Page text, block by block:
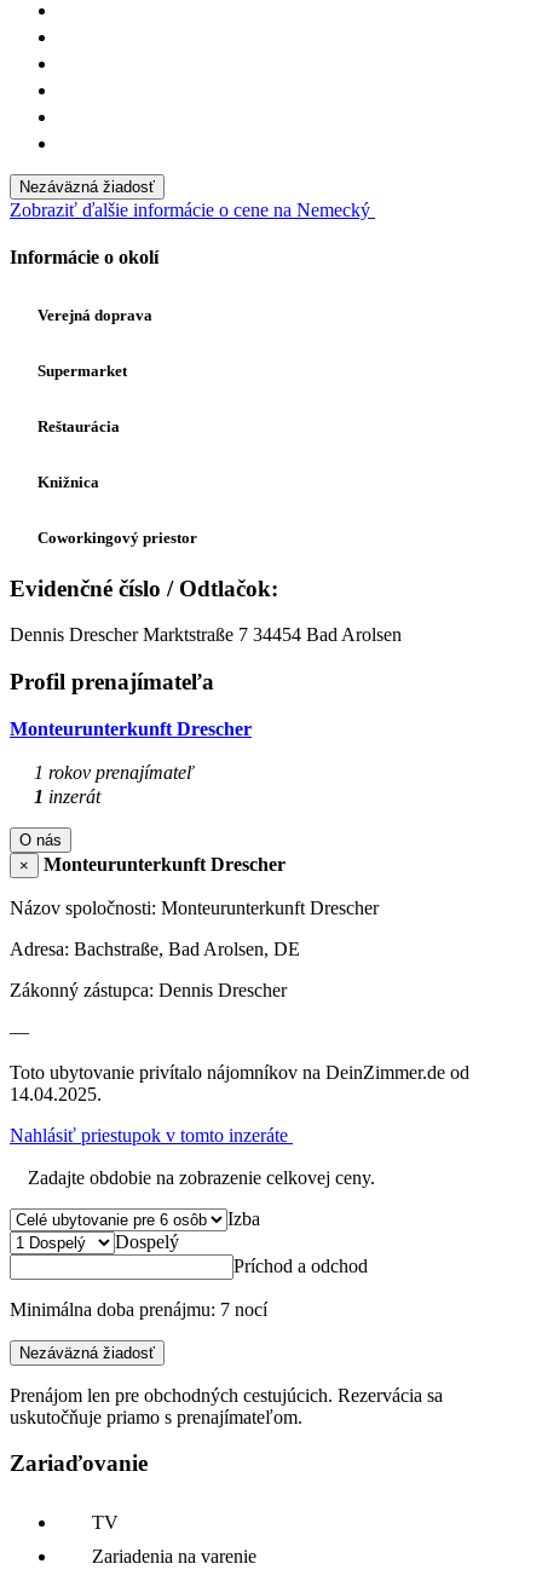
Nezáväzná žiadosť
Zobraziť ďalšie informácie o cene na Nemecký
Informácie o okolí
Verejná doprava
Supermarket
Reštaurácia
Knižnica
Coworkingový priestor
Evidenčné číslo / Odtlačok:
Dennis Drescher Marktstraße 7 34454 Bad Arolsen
Profil prenajímateľa
Monteurunterkunft Drescher
1 rokov prenajímateľ
1 inzerát
O nás
×
Monteurunterkunft Drescher
Názov spoločnosti: Monteurunterkunft Drescher
Adresa: Bachstraße, Bad Arolsen, DE
Zákonný zástupca: Dennis Drescher
—
Toto ubytovanie privítalo nájomníkov na DeinZimmer.de od
14.04.2025.
Nahlásiť priestupok v tomto inzeráte
Zadajte obdobie na zobrazenie celkovej ceny.
Izba
Dospelý
Príchod a odchod
Minimálna doba prenájmu: 7 nocí
Nezáväzná žiadosť
Prenájom len pre obchodných cestujúcich. Rezervácia sa
uskutočňuje priamo s prenajímateľom.
Zariaďovanie
TV
Zariadenia na varenie